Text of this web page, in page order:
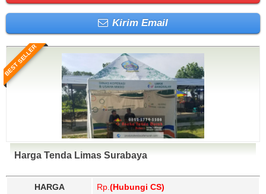
Kirim Email
BEST SELLER
Harga Tenda Limas Surabaya
HARGA Rp. (Hubungi CS)